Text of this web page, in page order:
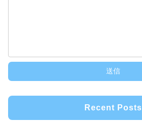
Recent Posts